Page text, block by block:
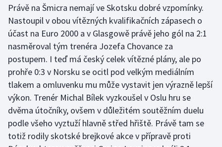
Olympijské hry
Parasport
Plavání
Plážový volejbal
Ragby
Rychlobruslení
Právě na Šmicra nemají ve Skotsku dobré vzpomínky.
Nastoupil v obou vítězných kvalifikačních zápasech o
účast na Euro 2000 a v Glasgowě právě jeho gól na 2:1
nasměroval tým trenéra Jozefa Chovance za
postupem. I teď má český celek vítězné plány, ale po
prohře 0:3 v Norsku se ocitl pod velkým mediálním
tlakem a omluvenku mu může vystavit jen výrazně lepší
výkon. Trenér Michal Bílek vyzkoušel v Oslu hru se
dvěma útočníky, ovšem v důležitém soutěžním duelu
podle všeho vyztuží hlavně střed hřiště. Právě tam se
totiž rodily skotské brejkové akce v přípravě proti